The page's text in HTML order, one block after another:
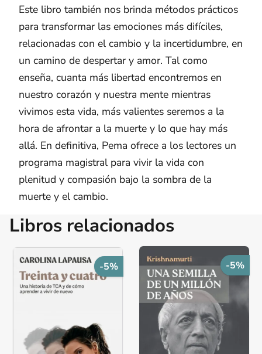
Este libro también nos brinda métodos prácticos
para transformar las emociones más difíciles,
relacionadas con el cambio y la incertidumbre, en
un camino de despertar y amor. Tal como
enseña, cuanta más libertad encontremos en
nuestro corazón y nuestra mente mientras
vivimos esta vida, más valientes seremos a la
hora de afrontar a la muerte y lo que hay más
allá. En definitiva, Pema ofrece a los lectores un
programa magistral para vivir la vida con
plenitud y compasión bajo la sombra de la
muerte y el cambio.
Libros relacionados
-5% -5%